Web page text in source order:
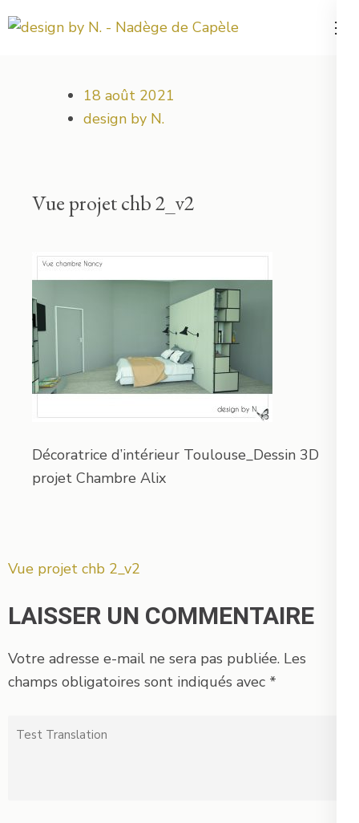
au
18 août 2021
design by N.
Vue projet chb 2_v2
Décoratrice d’intérieur Toulouse_Dessin 3D
projet Chambre Alix
Navigation
l’article
Vue projet chb 2_v2
LAISSER UN COMMENTAIRE
Votre adresse e-mail ne sera pas publiée. Les
champs obligatoires sont indiqués avec *
Test